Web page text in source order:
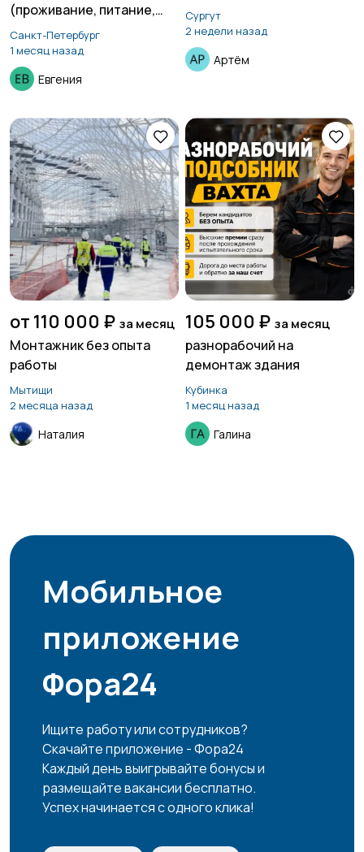
(проживание, питание,
без опыта)
Санкт-Петербург
1 месяц назад
Евгения
Сургут
2 недели назад
Артём
от 110 000 ₽ за месяц
Монтажник без опыта
работы
Мытищи
2 месяца назад
Наталия
105 000 ₽ за месяц
разнорабочий на
демонтаж здания
Кубинка
1 месяц назад
Галина
Мобильное
приложение
Фора24
Ищите работу или сотрудников?
Скачайте приложение - Фора24
Каждый день выигрывайте бонусы и
размещайте вакансии бесплатно.
Успех начинается с одного клика!